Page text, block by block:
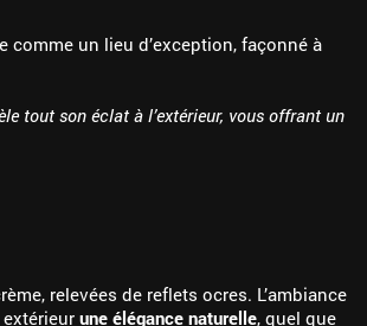
un lieu d’exception, façonné à
tout son éclat à l’extérieur, vous offrant un
relevées de reflets ocres. L’ambiance
une élégance naturelle, quel que